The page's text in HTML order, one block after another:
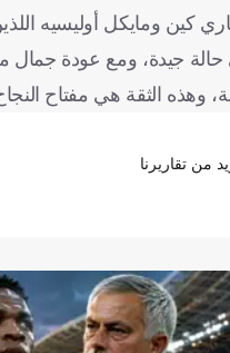
كين ومايكل أوليسيه
حالة جيدة، ومع عودة
وهذه الثقة هي مفتاح